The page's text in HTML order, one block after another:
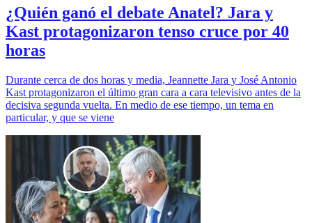
¿Quién ganó el debate Anatel? Jara y
Kast protagonizaron tenso cruce por 40
horas
Durante cerca de dos horas y media, Jeannette Jara y José Antonio
Kast protagonizaron el último gran cara a cara televisivo antes de la
decisiva segunda vuelta. En medio de ese tiempo, un tema en
particular, y que se viene